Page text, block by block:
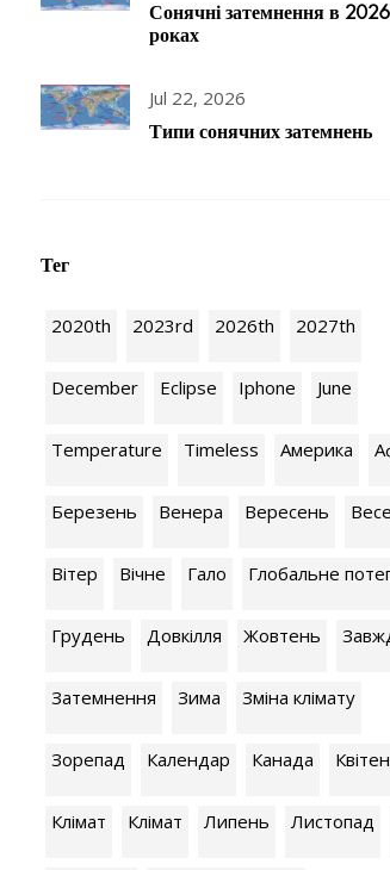
Сонячні затемнення в
роках
Jul 22, 2026
Типи сонячних затемнень
Тег
2020th 2023rd 2026th 2027th
December Eclipse Iphone June
Temperature Timeless Америка
Березень Венера Вересень
Вітер Вічне Гало Глобальне
Грудень Довкілля Жовтень
Затемнення Зима Зміна клімату
Зорепад Календар Канада
Клiмат Клімат Липень Листопад